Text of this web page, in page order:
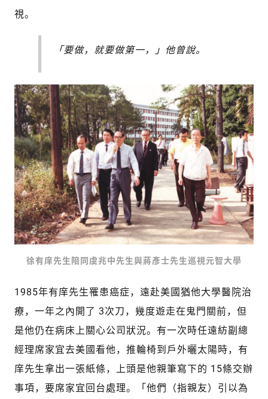
視。
「要做，就要做第一，」他曾說。
徐有庠先生陪同虞兆中先生與蔣彥士先生巡視元智大學
1985年有庠先生罹患癌症，遠赴美國猶他大學醫院治
療，一年之內開了 3次刀，幾度遊走在鬼門關前，但
是他仍在病床上關心公司狀況。有一次時任遠紡副總
經理席家宜去美國看他，推輪椅到戶外曬太陽時，有
庠先生拿出一張紙條，上頭是他親筆寫下的 15條交辦
事項，要席家宜回台處理。「他們（指親友）引以為